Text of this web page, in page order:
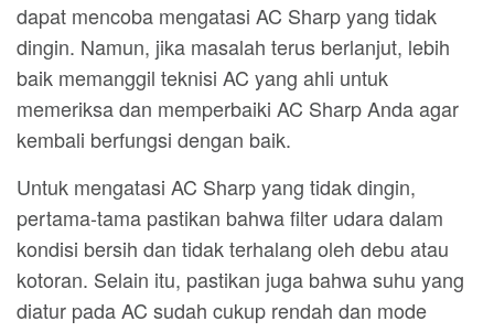
dapat mencoba mengatasi AC Sharp yang tidak
dingin. Namun, jika masalah terus berlanjut, lebih
baik memanggil teknisi AC yang ahli untuk
memeriksa dan memperbaiki AC Sharp Anda agar
kembali berfungsi dengan baik.
Untuk mengatasi AC Sharp yang tidak dingin,
pertama-tama pastikan bahwa filter udara dalam
kondisi bersih dan tidak terhalang oleh debu atau
kotoran. Selain itu, pastikan juga bahwa suhu yang
diatur pada AC sudah cukup rendah dan mode